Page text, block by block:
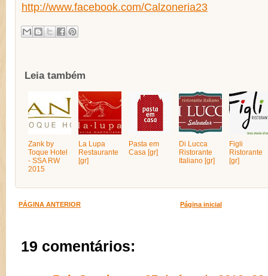
http://www.facebook.com/Calzoneria23
Leia também
Zank by
Toque Hotel
- SSA RW
2015
La Lupa
Restaurante
[gr]
Pasta em
Casa [gr]
Di Lucca
Ristorante
Italiano [gr]
Figli
Ristorante
[gr]
PÁGINA ANTERIOR Página inicial
19 comentários: